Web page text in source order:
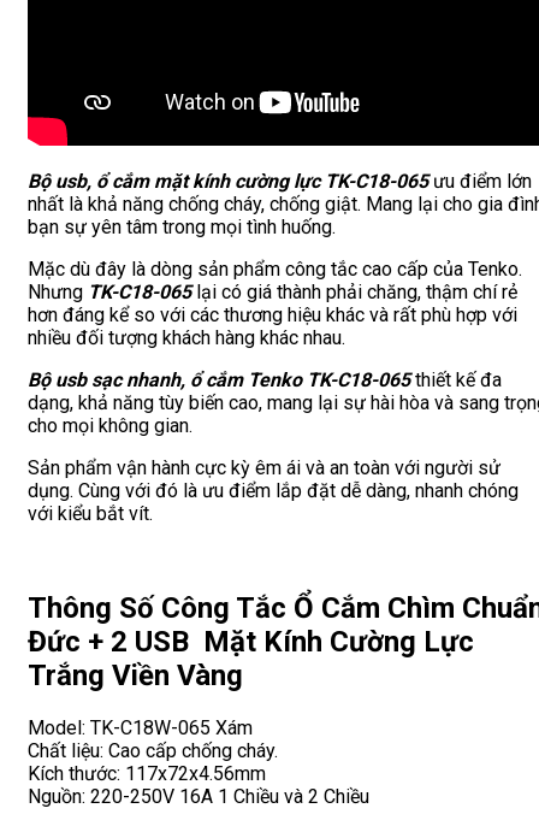
Bộ usb, ổ cắm mặt kính cường lực TK-C18-065ưu điểm lớn
nhất là khả năng chống cháy, chống giật. Mang lại cho gia
bạn sự yên tâm trong mọi tình huống.
Mặc dù đây là dòng sản phẩm công tắc cao cấp của Tenko.
Nhưng TK-C18-065lại có giá thành phải chăng, thậm chí rẻ
hơn đáng kể so với các thương hiệu khác và rất phù hợp với
nhiều đối tượng khách hàng khác nhau.
Bộ usb sạc nhanh, ổ cắm Tenko TK-C18-065thiết kế đa
dạng, khả năng tùy biến cao, mang lại sự hài hòa và sang
cho mọi không gian.
Sản phẩm vận hành cực kỳ êm ái và an toàn với người sử
dụng. Cùng với đó là ưu điểm lắp đặt dễ dàng, nhanh chóng
với kiểu bắt vít.
Thông Số Công Tắc Ổ Cắm Chìm
Đức + 2 USB Mặt Kính Cường Lực
Trắng Viền Vàng
Model: TK-C18W-065 Xám
Chất liệu: Cao cấp chống cháy.
Kích thước: 117x72x4.56mm
Nguồn: 220-250V 16A 1 Chiều và 2 Chiều